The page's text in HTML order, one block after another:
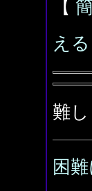
【
える
難
困